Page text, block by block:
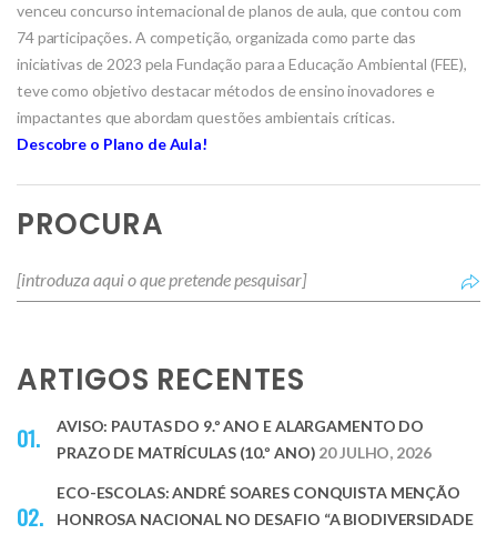
venceu concurso internacional de planos de aula, que contou com
74 participações. A competição, organizada como parte das
iniciativas de 2023 pela Fundação para a Educação Ambiental (FEE),
teve como objetivo destacar métodos de ensino inovadores e
impactantes que abordam questões ambientais críticas.
Descobre o Plano de Aula!
PROCURA
ARTIGOS RECENTES
AVISO: PAUTAS DO 9.º ANO E ALARGAMENTO DO
PRAZO DE MATRÍCULAS (10.º ANO) 20 JULHO, 2026
ECO-ESCOLAS: ANDRÉ SOARES CONQUISTA MENÇÃO
HONROSA NACIONAL NO DESAFIO “A BIODIVERSIDADE